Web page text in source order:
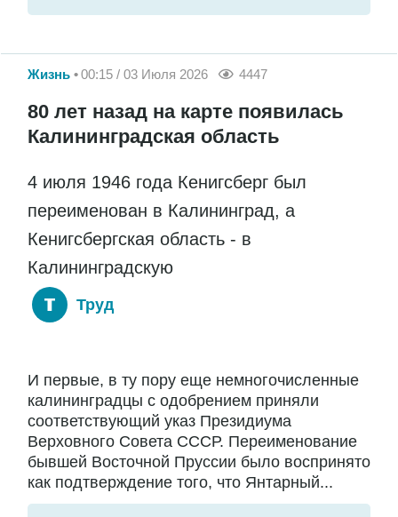
Жизнь 00:15 / 03 Июля 2026 4447
80 лет назад на карте появилась
Калининградская область
4 июля 1946 года Кенигсберг был
переименован в Калининград, а
Кенигсбергская область - в
Калининградскую
Труд
И первые, в ту пору еще немногочисленные
калининградцы с одобрением приняли
соответствующий указ Президиума
Верховного Совета СССР. Переименование
бывшей Восточной Пруссии было воспринято
как подтверждение того, что Янтарный...